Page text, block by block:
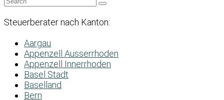
Steuerberater nach Kanton:
Aargau
Appenzell Ausserrhoden
Appenzell Innerrhoden
Basel Stadt
Baselland
Bern